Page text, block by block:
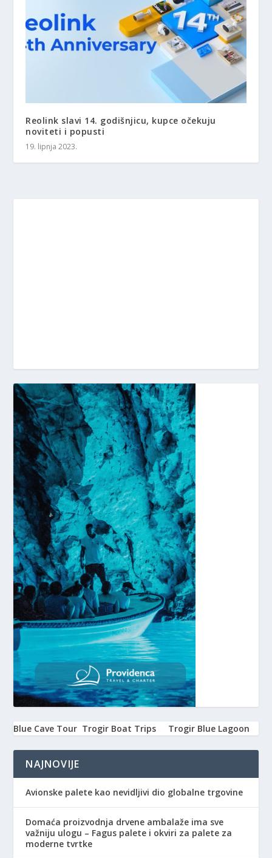
Reolink slavi 14. godišnjicu, kupce očekuju
noviteti i popusti
19. lipnja 2023.
Blue Cave Tour Trogir Boat Trips Trogir Blue Lagoon
NAJNOVIJE
Avionske palete kao nevidljivi dio globalne trgovine
Domaća proizvodnja drvene ambalaže ima sve
važniju ulogu – Fagus palete i okviri za palete za
moderne tvrtke